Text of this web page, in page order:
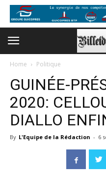
Home Politique
GUINÉE-
2020:
DIALLO
By L'Equipe de la Rédaction - 6